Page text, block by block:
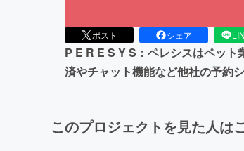
ポスト シェア
P E R E S Y S：ペレシスはペッ
済やチャット機能など他社の予約
このプロジェクトを見た人は